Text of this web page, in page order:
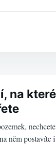
na
něm postavíte